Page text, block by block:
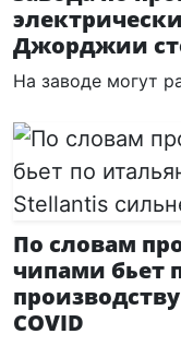
Джорджии
На заводе могут
По словам
чипами бьет
COVID